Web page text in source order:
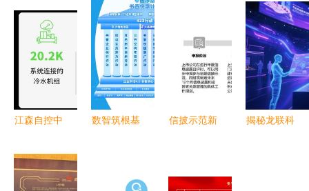
江森自控中
队成立 开
启数字化转
数智筑根基
度参与第五
信披示范新
临时公告格
揭秘龙联科